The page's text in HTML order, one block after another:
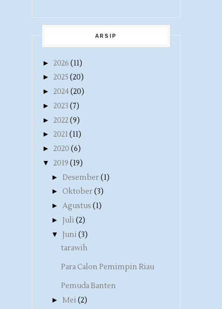
ARSIP
► 2026 (11)
► 2025 (20)
► 2024(20)
► 2023 (7)
► 2022(9)
► 2021(11)
► 2020 (6)
▼ 2019 (19)
► Desember(1)
► Oktober(3)
► Agustus (1)
► Juli (2)
▼ Juni (3)
tarawih
Para Calon Pemimpin Riau
Pemuda Banten
► Mei (2)